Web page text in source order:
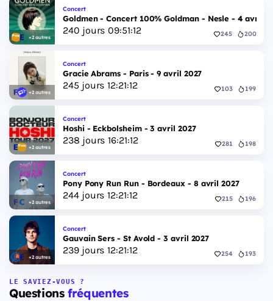
+2 autres
Concert
Goldmen - Concert 100% Goldman - Nesle - 4 avril
240 jours 09:51:11 245 200
+2 autres
Concert
Gracie Abrams - Paris - 9 avril 2027
245 jours 12:21:11 103 199
+2 autres
Concert
Hoshi - Eckbolsheim - 3 avril 2027
238 jours 16:21:11 281 198
+2 autres
Concert
Pony Pony Run Run - Bordeaux - 8 avril 2027
244jours 12:21:11 215 196
+2 autres
Concert
Gauvain Sers - St Avold - 3 avril 2027
239jours 12:21:11 254 193
LE SAVIEZ-VOUS ?
Questionsfréquentes